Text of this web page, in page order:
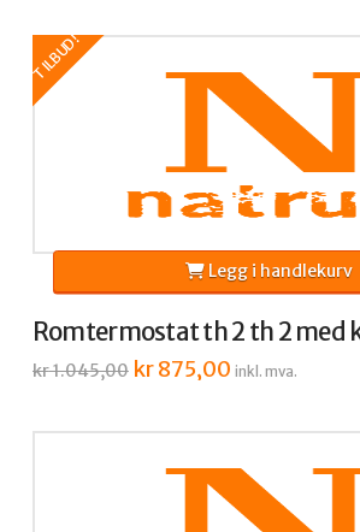
TILBUD!
Romtermostat th 2 th 2 med
kr1.045,00 Opprinnelig
pris
kr875,00Nåværende
pris
inkl. mva.
Legg i handlekurv